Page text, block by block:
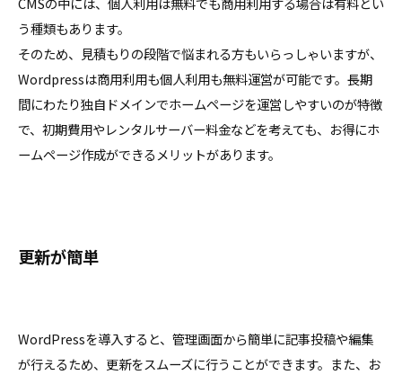
う種類もあります。
そのため、見積もりの段階で悩まれる方もいらっしゃいますが、
Wordpressは商用利用も個人利用も無料運営が可能です。長期
間にわたり独自ドメインでホームページを運営しやすいのが特徴
で、初期費用やレンタルサーバー料金などを考えても、お得にホ
ームページ作成ができるメリットがあります。
更新が簡単
WordPressを導入すると、管理画面から簡単に記事投稿や編集
が行えるため、更新をスムーズに行うことができます。また、お